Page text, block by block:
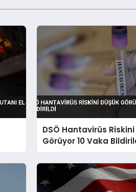
DSÖ Hantavirüs
Görüyor 10 Vaka